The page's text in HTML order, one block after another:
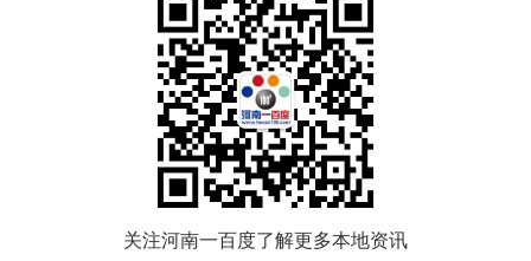
关注河南一百度了解更多本地资讯